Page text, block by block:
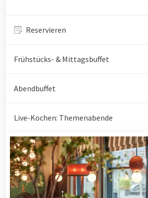
Reservieren
Frühstücks- & Mittagsbuffet
Abendbuffet
Live-Kochen: Themenabende